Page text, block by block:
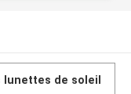
lunettes de soleil